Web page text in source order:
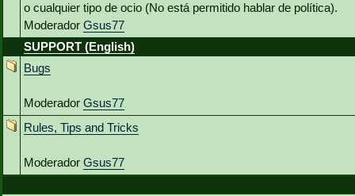
o cualquier tipo de ocio (No está permitido hablar de política).
Moderador Gsus77
SUPPORT (English)
Bugs
Moderador Gsus77
Rules, Tips and Tricks
Moderador Gsus77